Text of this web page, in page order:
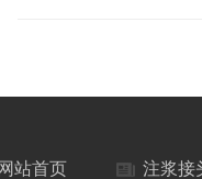
网站首页 注浆接